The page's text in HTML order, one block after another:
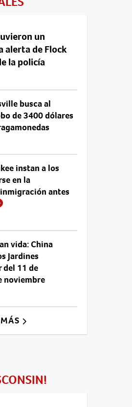
un
alerta de Flock
la policía
busca al
de 3400 dólares
instan a los
en la
antes
vida: China
Jardines
del 11 de
noviembre